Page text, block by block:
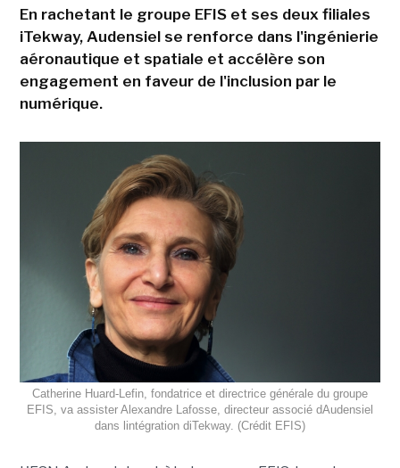
En rachetant le groupe EFIS et ses deux filiales
iTekway, Audensiel se renforce dans l'ingénierie
aéronautique et spatiale et accélère son
engagement en faveur de l'inclusion par le
numérique.
Catherine Huard-Lefin, fondatrice et directrice générale du groupe
EFIS, va assister Alexandre Lafosse, directeur associé dAudensiel
dans lintégration diTekway. (Crédit EFIS)